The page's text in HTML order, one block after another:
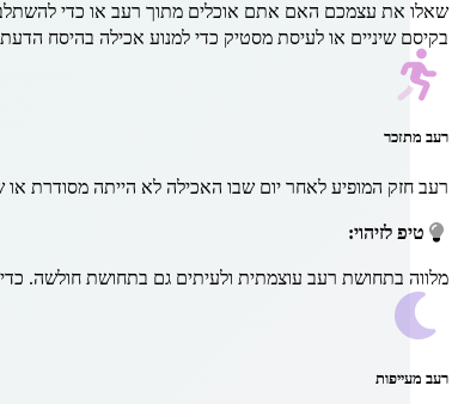
שאלו את עצמכם האם אתם אוכלים מתוך רעב או כדי
בקיסם שיניים או לעיסת מסטיק כדי למנוע אכילה בהיסח הדעת
רעב מתזכר
רעב חזק המופיע לאחר יום שבו האכילה לא הייתה מסודרת
טיפ לזיהוי:
מלווה בתחושת רעב עוצמתית ולעיתים גם בתחושת חולשה. כדי
רעב מעייפות